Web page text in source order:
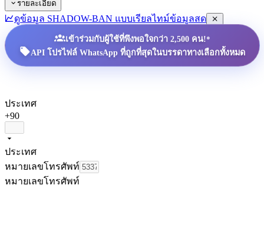
รายละเอียด
ดูข้อมูล SHADOW-BAN แบบเรียลไทม์ข้อมูลสด
เข้าร่วมกับผู้ใช้ที่พึงพอใจกว่า 2,500 คน!•
API โปรไฟล์ WhatsApp ที่ถูกที่สุดในบรรดาทางเลือกทั้งหมด
ประเทศ
+90
ประเทศ
หมายเลขโทรศัพท์
หมายเลขโทรศัพท์